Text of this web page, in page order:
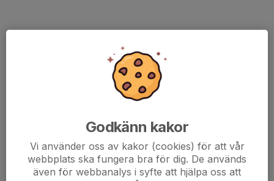
Godkänn kakor
Vi använder oss av kakor (cookies) för att vår
webbplats ska fungera bra för dig. De används
även för webbanalys i syfte att hjälpa oss att